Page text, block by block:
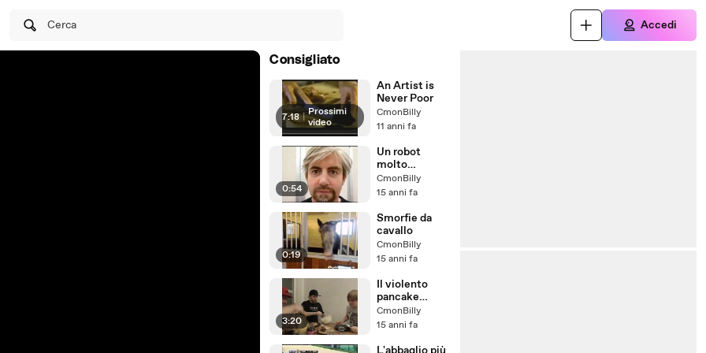
Cerca Accedi
Consigliato
7:18 | Prossimi
video
An Artist is
Never Poor
CmonBilly
11 anni fa
0:54
Un robot
molto
realistico
CmonBilly
15 anni fa
0:19
Smorfie da
cavallo
CmonBilly
15 anni fa
3:20
Il violento
pancake
svedese
CmonBilly
15 anni fa